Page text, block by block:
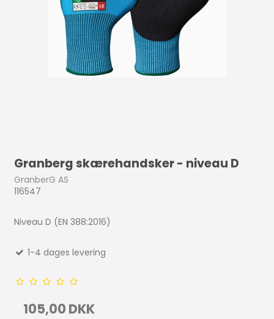
Granberg skærehandsker - niveau D
GranberG AS
116547
Niveau D (EN 388:2016)
1-4 dages levering
105,00 DKK